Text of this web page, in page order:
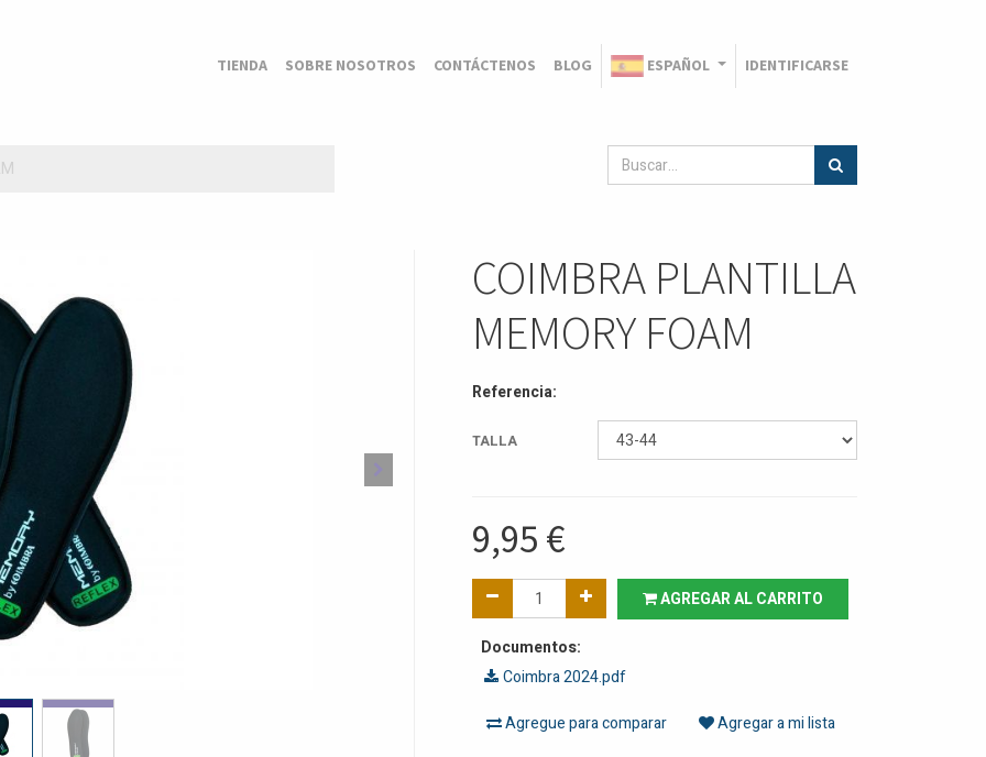
TIENDA SOBRE NOSOTROS CONTÁCTENOS BLOG ESPAÑOL IDENTIFICARSE
COIMBRA PLANTILLA
MEMORY FOAM
Referencia:
TALLA
9,95 €
AGREGAR AL CARRITO
Documentos:
Coimbra 2024.pdf
Agregue para comparar
Agregar a mi lista